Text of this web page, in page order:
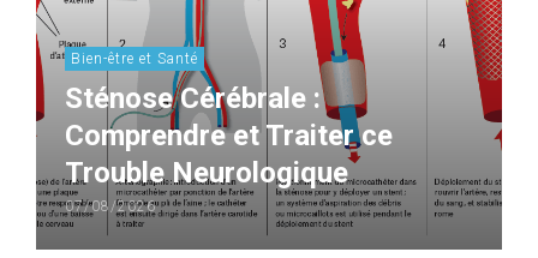
Bien-être et Santé
Sténose Cérébrale :
Comprendre et Traiter ce
Trouble Neurologique
07/08/2026